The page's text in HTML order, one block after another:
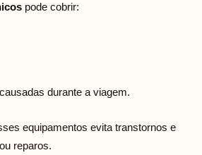
pode cobrir:
durante a viagem.
equipamentos evita transtornos e
reparos.